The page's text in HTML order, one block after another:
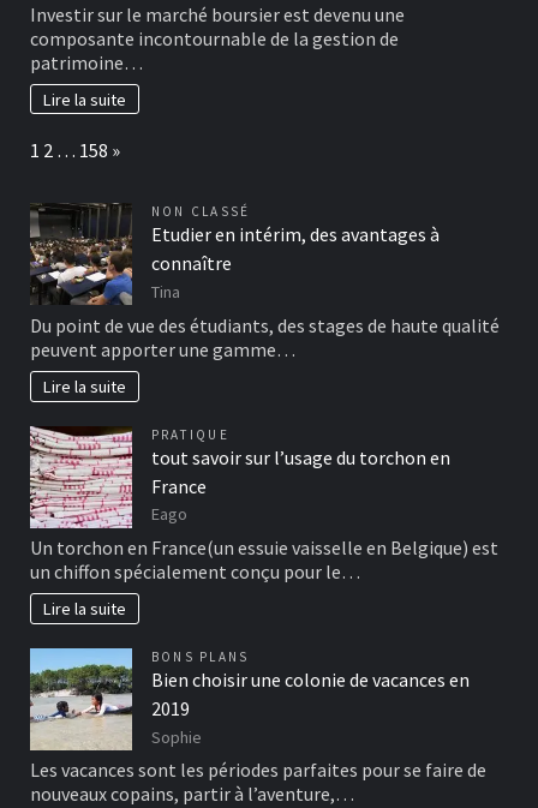
Investir sur le marché boursier est devenu une
composante incontournable de la gestion de
patrimoine…
Lire la suite
Page:
1 2 … 158 Next
»
NON CLASSÉ
Etudier en intérim, des avantages à
connaître
Tina
Du point de vue des étudiants, des stages de haute qualité
peuvent apporter une gamme…
Lire la suite
PRATIQUE
tout savoir sur l’usage du torchon en
France
Eago
Un torchon en France(un essuie vaisselle en Belgique) est
un chiffon spécialement conçu pour le…
Lire la suite
BONS PLANS
Bien choisir une colonie de vacances en
2019
Sophie
Les vacances sont les périodes parfaites pour se faire de
nouveaux copains, partir à l’aventure,…